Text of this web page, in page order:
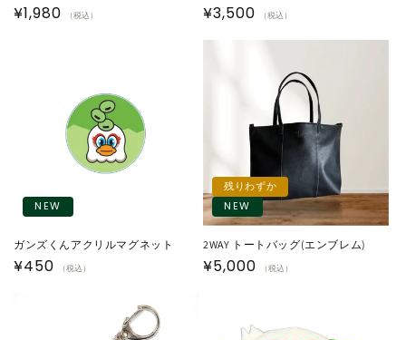
通
¥1,980 （税込）
通
常
¥3,500 （税込）
NEW
ガンズくんアクリルマグネット
通
¥450 （税込）
残りわずか
NEW
2WAY トートバッグ(エンブレム)
通
¥5,000 （税込）